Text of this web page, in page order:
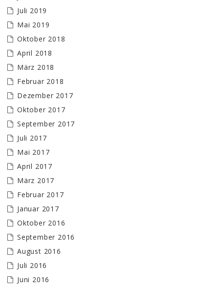
Juli 2019
Mai 2019
Oktober 2018
April 2018
März 2018
Februar 2018
Dezember 2017
Oktober 2017
September 2017
Juli 2017
Mai 2017
April 2017
März 2017
Februar 2017
Januar 2017
Oktober 2016
September 2016
August 2016
Juli 2016
Juni 2016